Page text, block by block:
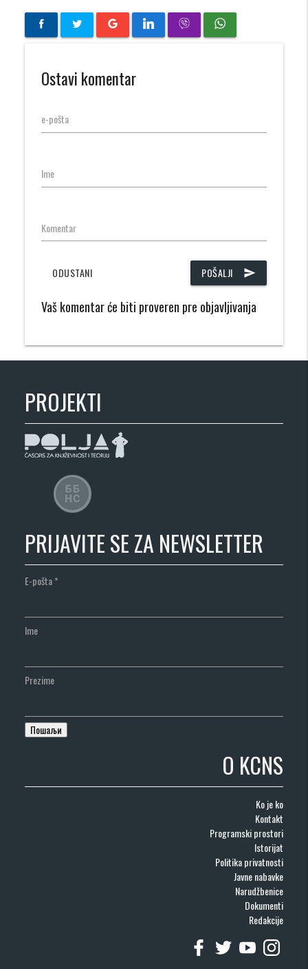
Ostavi komentar
e-pošta
Ime
Komentar
POŠALJI send
ODUSTANI
Vaš komentar će biti proveren pre objavljivanja
PROJEKTI
PRIJAVITE SE ZA NEWSLETTER
E-pošta*
Ime
Prezime
O KCNS
Ko je ko
Kontakt
Programski prostori
Istorijat
Politika privatnosti
Javne nabavke
Narudžbenice
Dokumenti
Redakcije